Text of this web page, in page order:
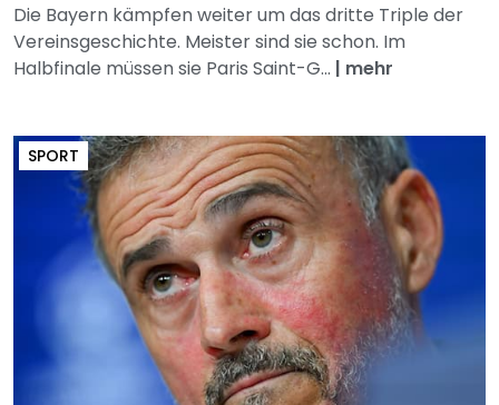
Die Bayern kämpfen weiter um das dritte Triple der
Vereinsgeschichte. Meister sind sie schon. Im
Halbfinale müssen sie Paris Saint-G... | mehr
SPORT